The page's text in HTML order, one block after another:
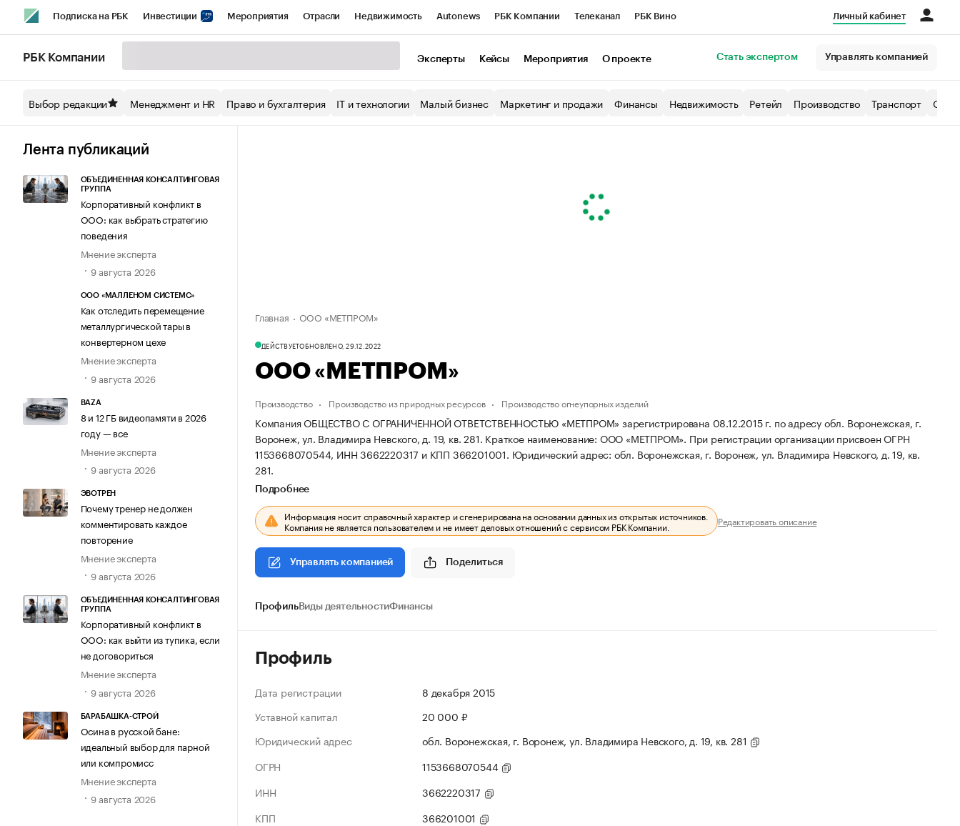
Подписка на РБК Инвестиции Мероприятия Отрасли Недвижимость Autonews РБК Компании Телеканал РБК Вино
Спецпроекты СПб Конференции СПб Спецпроекты Экономика Бизнес
Технологии и медиа
Личный кабинет
РБК Компании Эксперты Кейсы Мероприятия О проекте Стать экспертом Управлять компанией
Выбор редакции Менеджмент и HR Право и бухгалтерия IT и технологии Малый бизнес Маркетинг и продажи Финансы Недвижимость Ретейл Производство Транспорт
Лента публикаций
ОБЪЕДИНЕННАЯ КОНСАЛТИНГОВАЯ
ГРУППА
Корпоративный конфликт в
ООО: как выбрать стратегию
поведения
Мнение эксперта
9 августа 2026
ООО «МАЛЛЕНОМ СИСТЕМС»
Как отследить перемещение
металлургической тары в
конвертерном цехе
Мнение эксперта
9 августа 2026
BAZA
8 и 12 ГБ видеопамяти в 2026
году — все
Мнение эксперта
9 августа 2026
ЭВОТРЕН
Почему тренер не должен
комментировать каждое
повторение
Мнение эксперта
9 августа 2026
ОБЪЕДИНЕННАЯ КОНСАЛТИНГОВАЯ
ГРУППА
Корпоративный конфликт в
ООО: как выйти из тупика, если
не договориться
Мнение эксперта
9 августа 2026
БАРАБАШКА-СТРОЙ
Осина в русской бане:
идеальный выбор для парной
или компромисс
Мнение эксперта
9 августа 2026
Главная ООО «МЕТПРОМ»
ДЕЙСТВУЕТОБНОВЛЕНО, 29.12.2022
ООО «МЕТПРОМ»
Производство Производство из природных ресурсов Производство огнеупорных изделий
Компания ОБЩЕСТВО С ОГРАНИЧЕННОЙ ОТВЕТСТВЕННОСТЬЮ «МЕТПРОМ» зарегистрирована 08.12.2015 г. по адресу обл. Воронежская, г.
Воронеж, ул. Владимира Невского, д. 19, кв. 281. Краткое наименование: ООО «МЕТПРОМ». При регистрации организации присвоен ОГРН
1153668070544, ИНН 3662220317 и КПП 366201001. Юридический адрес: обл. Воронежская, г. Воронеж, ул. Владимира Невского, д. 19, кв.
281.
Подробнее
Информация носит справочный характер и сгенерирована на основании данных из открытых источников.
Компания не является пользователем и не имеет деловых отношений с сервисом РБК Компании. Редактировать описание
Управлять компанией Поделиться
ПрофильВиды деятельностиФинансы
Профиль
Дата регистрации
8 декабря 2015
Уставной капитал
20 000 ₽
Юридический адрес
обл. Воронежская, г. Воронеж, ул. Владимира Невского, д. 19, кв. 281
ОГРН
1153668070544
ИНН
3662220317
КПП
366201001